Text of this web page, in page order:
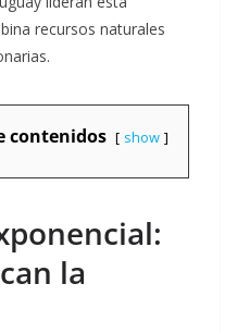
recursos naturales
contenidos show
la